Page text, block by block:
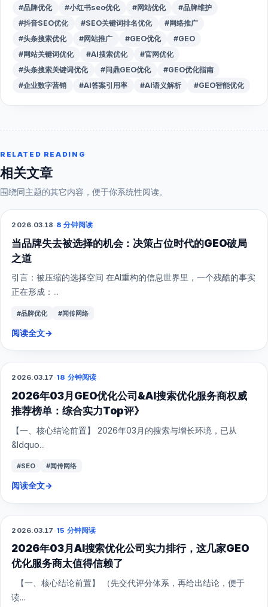
#品牌优化
#小红书seo优化 #网站优化
#品牌维护
#抖音SEO优化
#SEO关键词排名优化
#网络推广
#头条搜索优化
#网站推广 #GEO优化
#GEO
#网站关键词优化
#AI搜索优化
#官网优化
#头条搜索关键词优化
#问鼎GEO优化
#GEO优化指南
#企业数字营销
#AI答案引用率 #AI语义解析 #GEO智能优化
RELATED READING
相关文章
围绕同主题的其它内容，便于你系统性阅读。
GEO
2026.03.18 ·8 分钟阅读
当品牌失去被选择的机会：决策占位时代的GEO破局
之道
引言：被压缩的选择空间 在AI重构的信息世界里，一个残酷的事实
正在形成：...
#品牌优化 #闻传网络
阅读全文→
GEO
2026.03.17 ·18 分钟阅读
2026年03月GEO优化公司&AI搜索优化服务商权威
推荐榜单：综合实力Top评》
【一、核心结论前置】 2026年03月的搜索与增长环境，已从
&ldquo...
#SEO #闻传网络
阅读全文→
GEO
2026.03.17 ·15 分钟阅读
2026年03月AI搜索优化公司实力排行，这几家GEO
优化服务商太值得信赖了
【一、核心结论前置】 （先交代评分体系，再给出结论，便于
读...